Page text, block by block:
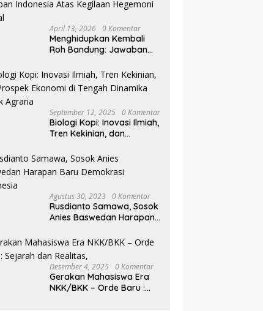
April 13, 2026 0 Komentar
Menghidupkan Kembali
Roh Bandung: Jawaban
Hegemoni Global
September 12, 2025 0 Komentar
Biologi Kopi: Inovasi Ilmiah,
Tren Kekinian, dan
Tengah Dinamika Politik
Agraria
Agustus 30, 2023 0 Komentar
Rusdianto Samawa, Sosok
Anies Baswedan Harapan
Desember 4, 2025 0 Komentar
Gerakan Mahasiswa Era
NKK/BKK – Orde Baru :